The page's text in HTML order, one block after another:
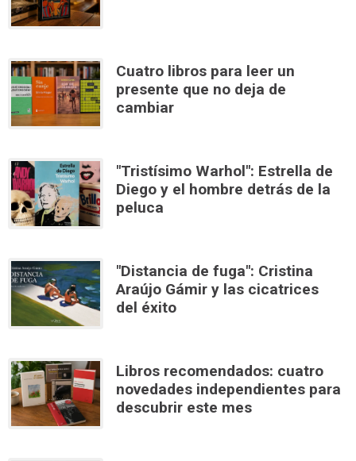
Cuatro libros para leer un
presente que no deja de
cambiar
"Tristísimo Warhol": Estrella de
Diego y el hombre detrás de la
peluca
"Distancia de fuga": Cristina
Araújo Gámir y las cicatrices
del éxito
Libros recomendados: cuatro
novedades independientes para
descubrir este mes